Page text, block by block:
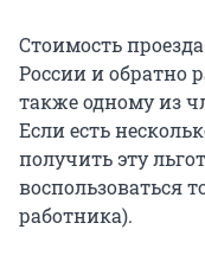
Стоимость
России и обратно
также одному из
Если есть
получить эту
воспользоваться
работника).